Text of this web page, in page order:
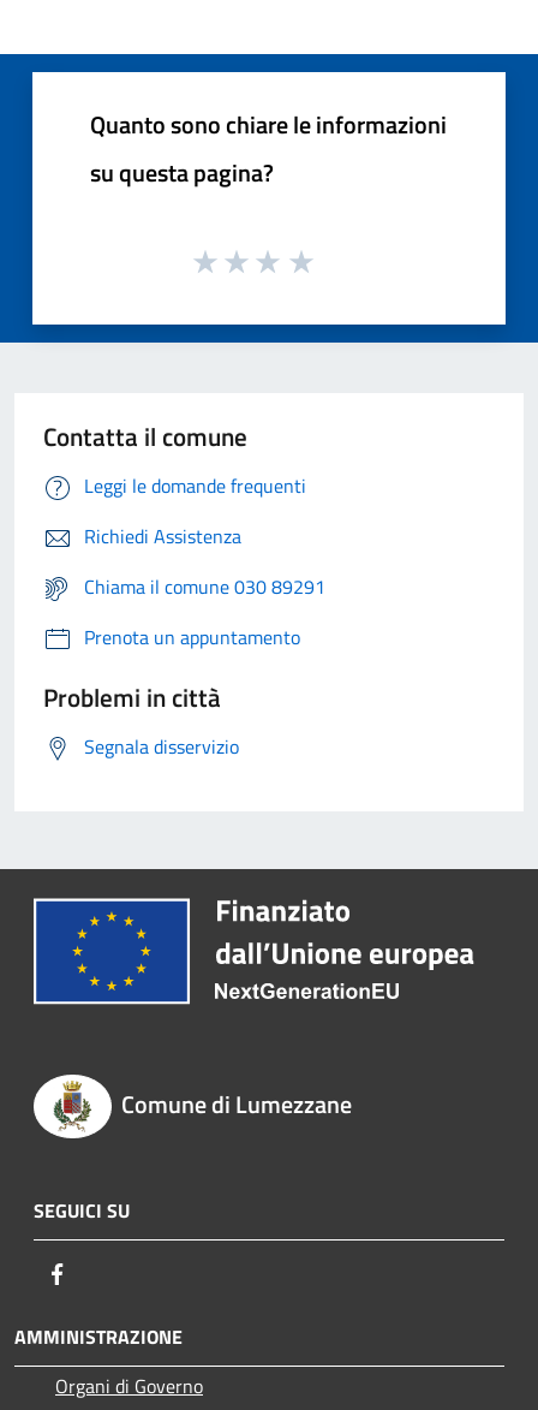
Quanto sono chiare le informazioni
su questa pagina?
Contatta il comune
Leggi le domande frequenti
Richiedi Assistenza
Chiama il comune 030 89291
Prenota un appuntamento
Problemi in città
Segnala disservizio
Comune di Lumezzane
SEGUICI SU
AMMINISTRAZIONE
Organi di Governo